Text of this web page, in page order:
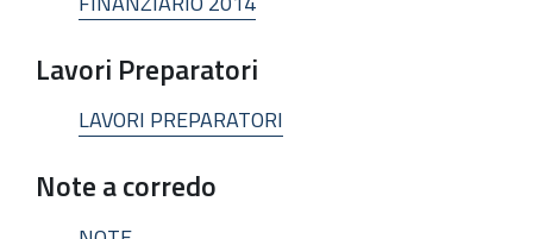
Lavori Preparatori
LAVORI PREPARATORI
Note a corredo